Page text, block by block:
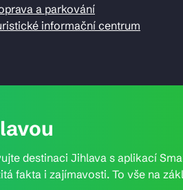
a parkování
informační centrum
destinaci Jihlava s aplikací
fakta i zajímavosti. To vše na